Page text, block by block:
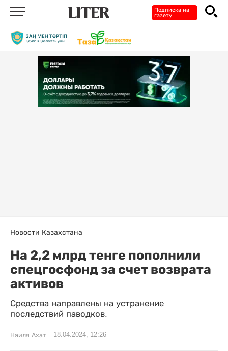
Подписка на
газету
Новости Казахстана
На 2,2 млрд тенге пополнили
спецгосфонд за счет возврата
активов
Средства направлены на устранение
последствий паводков.
Наиля Ахат 18.04.2024, 12:26